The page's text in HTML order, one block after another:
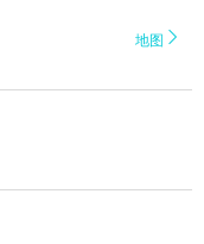
地图 